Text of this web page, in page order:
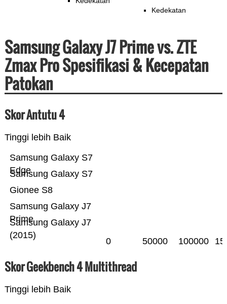
Kedekatan
Samsung Galaxy J7 Prime vs. ZTE
Zmax Pro Spesifikasi & Kecepatan
Patokan
Skor Antutu 4
Tinggi lebih Baik
Samsung Galaxy J7
(2015)
Samsung Galaxy J7
Prime
Gionee S8
Samsung Galaxy S7
Samsung Galaxy S7
Edge
0 50000 100000
Skor Geekbench 4 Multithread
Tinggi lebih Baik